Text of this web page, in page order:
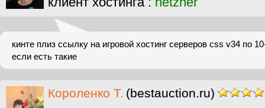
кинте плиз ссылку на игровой хостинг серверов css v34 по
если есть такие
Короленко Т. (bestauction.ru)